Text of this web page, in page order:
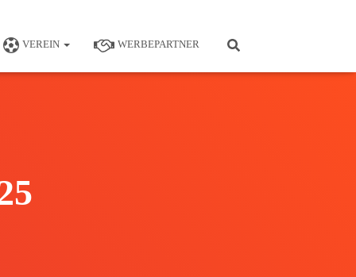
VEREIN WERBEPARTNER